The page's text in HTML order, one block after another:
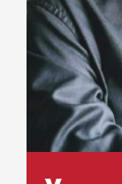
ΕΠΙΚΟΙΝΩΝΙΑ